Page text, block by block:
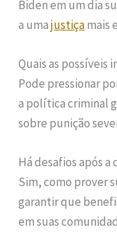
Biden em um dia
a umajustiçamais
Quais as possíveis
Pode pressionar
a política criminal
sobre punição
Há desafios após a
Sim, como prover
garantir que
em suas